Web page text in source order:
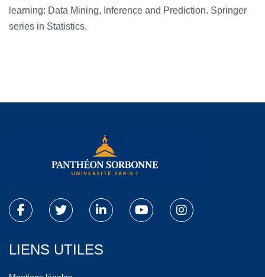
learning: Data Mining, Inference and Prediction. Springer
series in Statistics.
LIENS UTILES